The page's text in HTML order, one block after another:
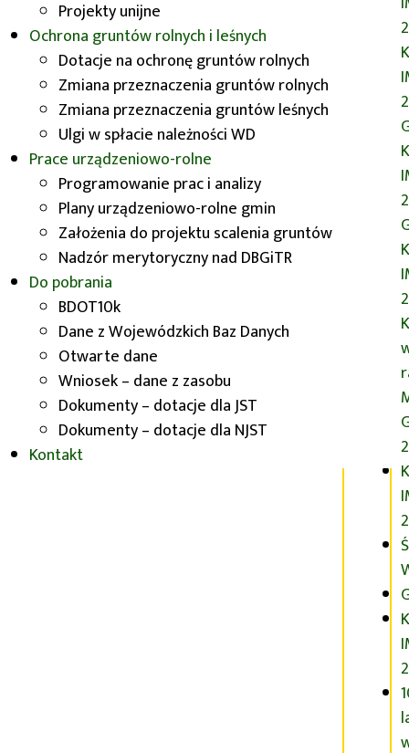
Projekty unijne
Ochrona gruntów rolnych i leśnych
Dotacje na ochronę gruntów rolnych
Zmiana przeznaczenia gruntów rolnych
Zmiana przeznaczenia gruntów leśnych
Ulgi w spłacie należności WD
Prace urządzeniowo-rolne
Programowanie prac i analizy
Plany urządzeniowo-rolne gmin
Założenia do projektu scalenia gruntów
Nadzór merytoryczny nad DBGiTR
Do pobrania
BDOT10k
Dane z Wojewódzkich Baz Danych
Otwarte dane
Wniosek – dane z zasobu
Dokumenty – dotacje dla JST
Dokumenty – dotacje dla NJST
Kontakt